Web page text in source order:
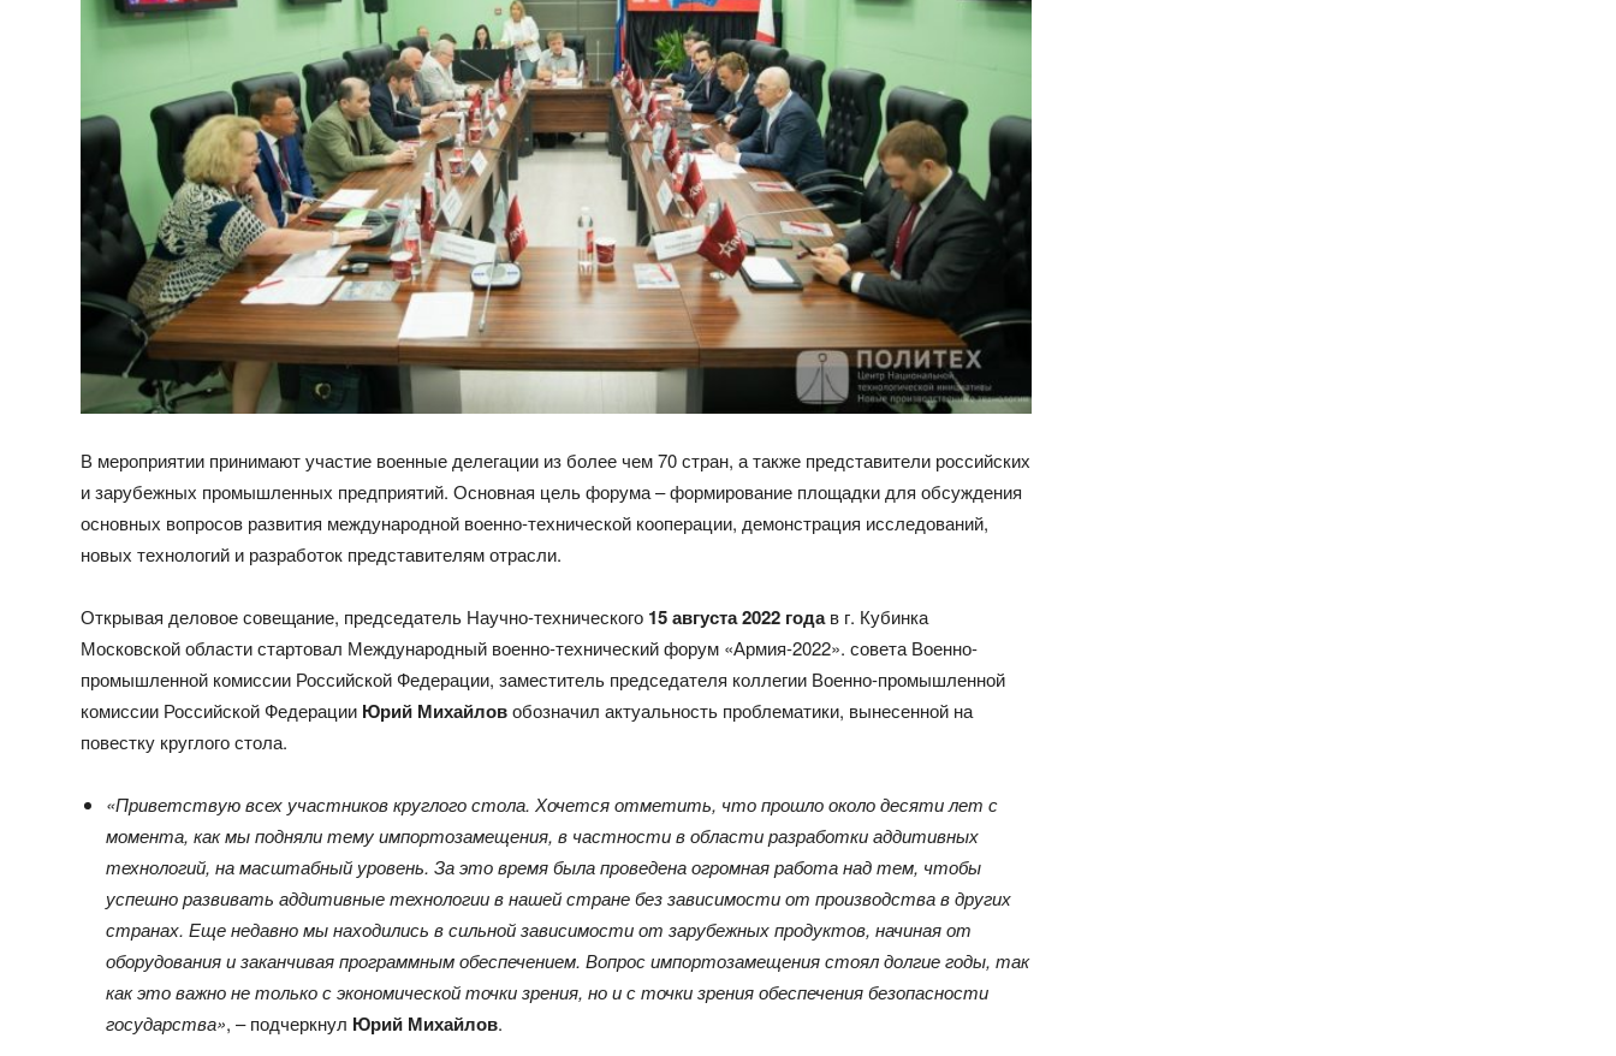
В мероприятии принимают участие военные делегации из более чем 70 стран, а также представители российских
и зарубежных промышленных предприятий. Основная цель форума – формирование площадки для обсуждения
основных вопросов развития международной военно-технической кооперации, демонстрация исследований,
новых технологий и разработок представителям отрасли.
Открывая деловое совещание, председатель Научно-технического 15 августа 2022 годав г. Кубинка
Московской области стартовал Международный военно-технический форум «Армия-2022». совета Военно-
промышленной комиссии Российской Федерации, заместитель председателя коллегии Военно-промышленной
комиссии Российской Федерации Юрий Михайловобозначил актуальность проблематики, вынесенной на
повестку круглого стола.
«Приветствую всех участников круглого стола. Хочется отметить, что прошло около десяти лет с
момента, как мы подняли тему импортозамещения, в частности в области разработки аддитивных
технологий, на масштабный уровень. За это время была проведена огромная работа над тем, чтобы
успешно развивать аддитивные технологии в нашей стране без зависимости от производства в других
странах. Еще недавно мы находились в сильной зависимости от зарубежных продуктов, начиная от
оборудования и заканчивая программным обеспечением. Вопрос импортозамещения стоял долгие годы, так
как это важно не только с экономической точки зрения, но и с точки зрения обеспечения безопасности
государства», – подчеркнул Юрий Михайлов.